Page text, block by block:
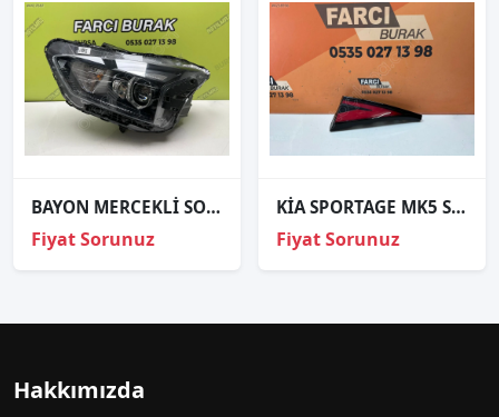
BAYON MERCEKLİ SOL FAR ORJİNAL
Fiyat Sorunuz
KİA SPORTAGE MK5 SOL İÇ STOP ORJİNAL 92403R2000
Fiyat Sorunuz
Hakkımızda